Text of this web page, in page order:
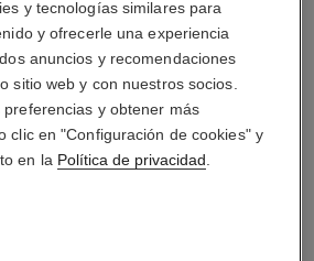
chance eau tendre
y tecnologías similares para
y ofrecerle una experiencia
anuncios y recomendaciones
sitio web y con nuestros socios.
y obtener más
clic en "Configuración de cookies" y
en la Política de privacidad